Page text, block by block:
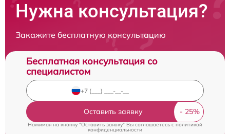
Нужна консультация?
Закажите бесплатную консультацию
Бесплатная консультация со
специалистом
Оставить заявку
Нажимая на кнопку "Оставить заявку" Вы соглашаетесь cполитикой
конфиденциальности